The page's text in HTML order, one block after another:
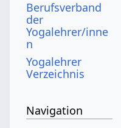
Berufsverband
der
Yogalehrer/inne
n
Yogalehrer
Verzeichnis
Navigation